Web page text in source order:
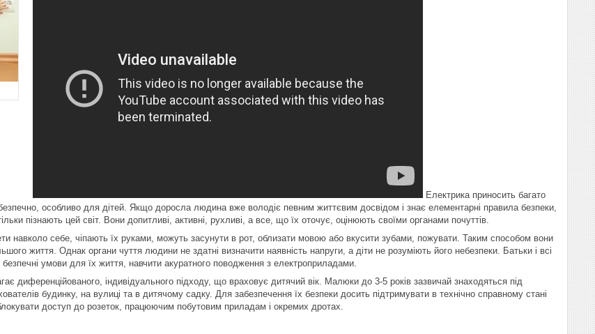
Електрика приносить багато
особливо для дітей. Якщо доросла людина вже володіє певним життєвим досвідом і знає елементарні правила безпеки,
пізнають цей світ. Вони допитливі, активні, рухливі, а все, що їх оточує, оцінюють своїми органами почуттів.
навколо себе, чіпають їх руками, можуть засунути в рот, облизати мовою або вкусити зубами, пожувати. Таким способом вони
життя. Однак органи чуття людини не здатні визначити наявність напруги, а діти не розуміють його небезпеки. Батьки і всі
безпечні умови для їх життя, навчити акуратного поводження з електроприладами.
диференційованого, індивідуального підходу, що враховує дитячий вік. Малюки до 3-5 років зазвичай знаходяться під
будинку, на вулиці та в дитячому садку. Для забезпечення їх безпеки досить підтримувати в технічно справному стані
доступ до розеток, працюючим побутовим приладам і окремих дротах.